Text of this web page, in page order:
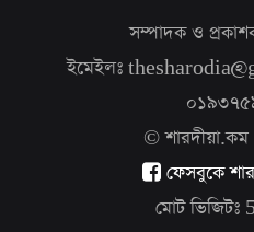
সম্পাদক ও
ইমেইলঃ
©
ফেসবুকে
মোট ভিজিটঃ